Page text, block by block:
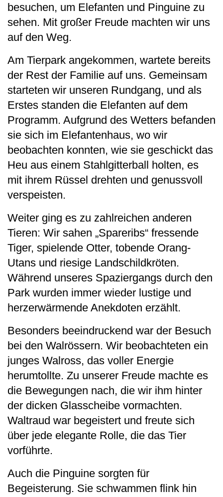
besuchen, um Elefanten und Pinguine zu
sehen. Mit großer Freude machten wir uns
auf den Weg.
Am Tierpark angekommen, wartete bereits
der Rest der Familie auf uns. Gemeinsam
starteten wir unseren Rundgang, und als
Erstes standen die Elefanten auf dem
Programm. Aufgrund des Wetters befanden
sie sich im Elefantenhaus, wo wir
beobachten konnten, wie sie geschickt das
Heu aus einem Stahlgitterball holten, es
mit ihrem Rüssel drehten und genussvoll
verspeisten.
Weiter ging es zu zahlreichen anderen
Tieren: Wir sahen „Spareribs“ fressende
Tiger, spielende Otter, tobende Orang-
Utans und riesige Landschildkröten.
Während unseres Spaziergangs durch den
Park wurden immer wieder lustige und
herzerwärmende Anekdoten erzählt.
Besonders beeindruckend war der Besuch
bei den Walrössern. Wir beobachteten ein
junges Walross, das voller Energie
herumtollte. Zu unserer Freude machte es
die Bewegungen nach, die wir ihm hinter
der dicken Glasscheibe vormachten.
Waltraud war begeistert und freute sich
über jede elegante Rolle, die das Tier
vorführte.
Auch die Pinguine sorgten für
Begeisterung. Sie schwammen flink hin